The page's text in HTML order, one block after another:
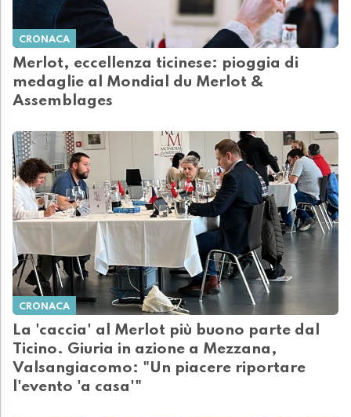
CRONACA
Merlot, eccellenza ticinese: pioggia di
medaglie al Mondial du Merlot &
Assemblages
CRONACA
La 'caccia' al Merlot più buono parte dal
Ticino. Giuria in azione a Mezzana,
Valsangiacomo: "Un piacere riportare
l'evento 'a casa'"